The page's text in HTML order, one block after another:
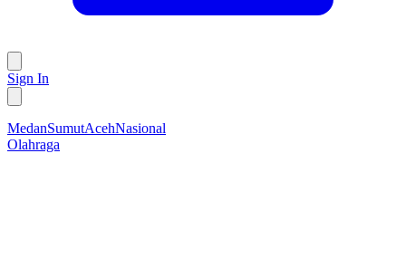
Sign In
MedanSumutAcehNasional
Olahraga